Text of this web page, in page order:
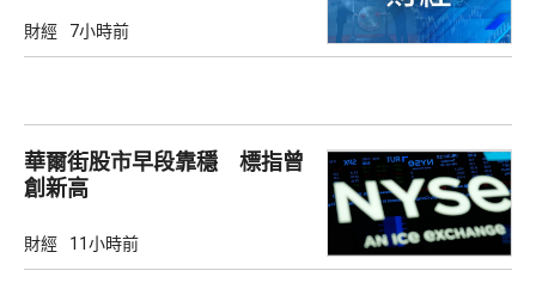
財經 7小時前
華爾街股市早段靠穩 標指曾
創新高
財經 11小時前